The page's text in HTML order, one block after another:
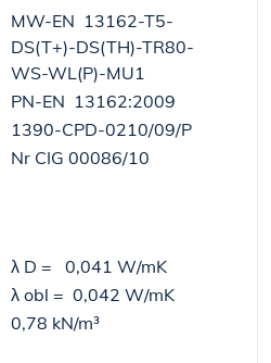
MW-EN 13162-T5-
DS(T+)-DS(TH)-TR80-
WS-WL(P)-MU1
PN-EN 13162:2009
1390-CPD-0210/09/P
Nr CIG 00086/10
λ D = 0,041 W/mK
λ obl = 0,042 W/mK
0,78 kN/m³